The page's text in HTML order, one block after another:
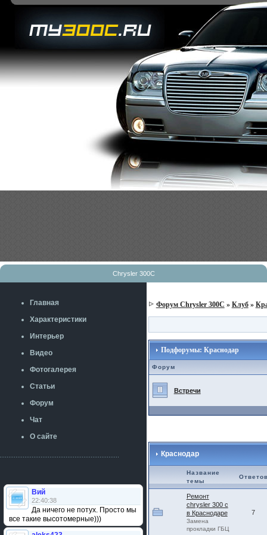
Chrysler 300C
Главная
Характеристики
Интерьер
Видео
Фотогалерея
Статьи
Форум
Чат
О сайте
Вий
22:40:38
Да ничего не потух. Просто мы
все такие высотомерные)))
Форум Chrysler 300C » Клуб»
Подфорумы: Краснодар
Форум
Встречи
Краснодар
Название
темы
Ремонт
chrysler 300 c
в Краснодаре
Замена
прокладки ГБЦ
7